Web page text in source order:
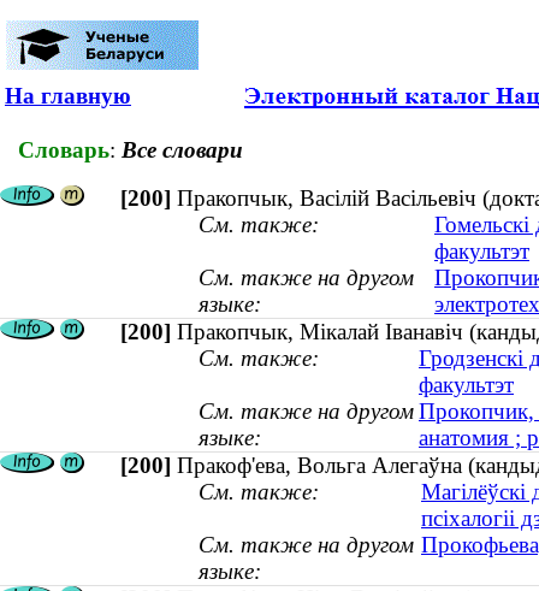
На главную
Словарь: Все словари
[200] Пракопчык, Васілій Васільевіч
См. также:
факультэт
См. также на другом
языке:
[200] Пракопчык, Мікалай Іванавіч
См. также:
факультэт
См. также на другом
языке:
Прокопчик,
анатомия ;
[200] Пракоф'ева, Вольга Алегаўна
См. также:
Магілёўскі
псіхалогіі
См. также на другом
языке: